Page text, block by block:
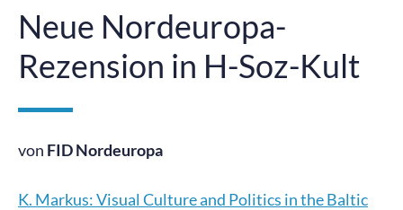
Neue Nordeuropa-
Rezension in H-Soz-Kult
von FID Nordeuropa
K. Markus: Visual Culture and Politics in the Baltic